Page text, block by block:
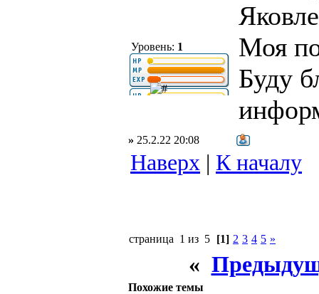
Уровень: 1
Моя
Буду
» 25.2.22 20:08
Наверх | К началу
страница 1 из 5 [1] 2 3 4 5 »
«
Похожие темы